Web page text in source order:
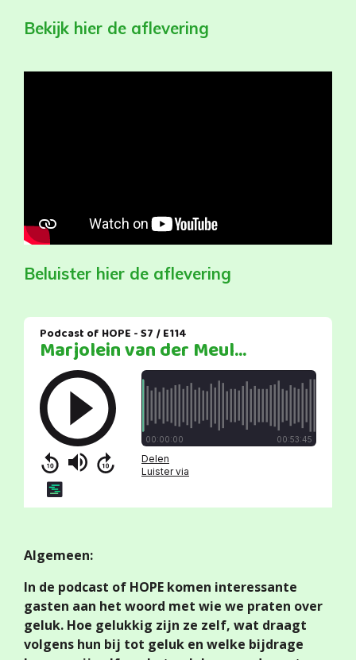
Bekijk hier de aflevering
Beluister hier de aflevering
Algemeen:
In de podcast of HOPE komen interessante
gasten aan het woord met wie we praten over
geluk. Hoe gelukkig zijn ze zelf, wat draagt
volgens hun bij tot geluk en welke bijdrage